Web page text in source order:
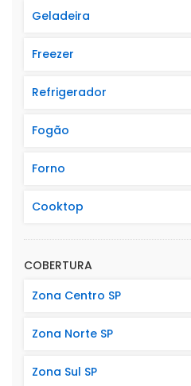
Geladeira
Freezer
Refrigerador
Fogão
Forno
Cooktop
COBERTURA
Zona Centro SP
Zona Norte SP
Zona Sul SP